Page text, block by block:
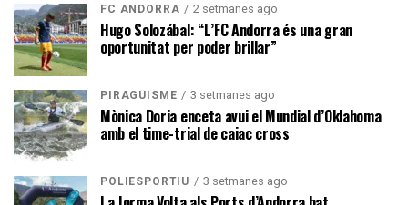
FC ANDORRA 2 setmanes ago
Hugo Solozábal: “L’FC Andorra és una gran
oportunitat per poder brillar”
PIRAGÜISME 3 setmanes ago
Mònica Doria enceta avui el Mundial d’Oklahoma
amb el time-trial de caiac cross
POLIESPORTIU 3 setmanes ago